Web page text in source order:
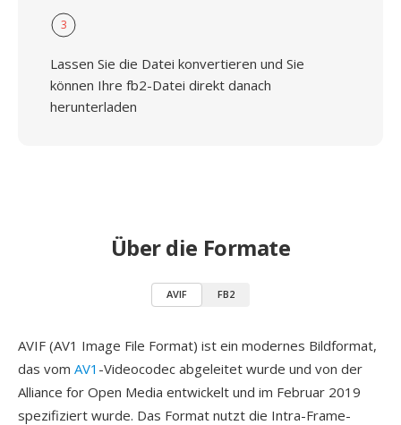
3
Lassen Sie die Datei konvertieren und Sie
können Ihre fb2-Datei direkt danach
herunterladen
Über die Formate
AVIF FB2
AVIF (AV1 Image File Format) ist ein modernes Bildformat,
das vom AV1 -Videocodec abgeleitet wurde und von der
Alliance for Open Media entwickelt und im Februar 2019
spezifiziert wurde. Das Format nutzt die Intra-Frame-